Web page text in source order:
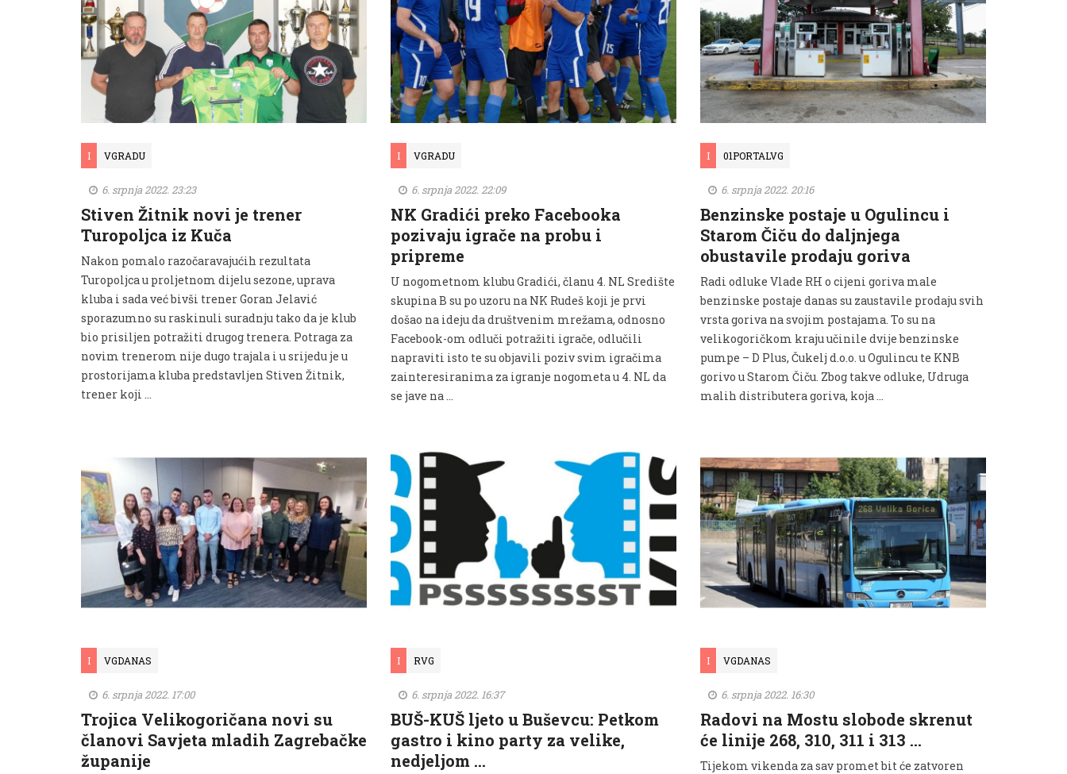
I VGRADU
6. srpnja 2022. 23:23
Stiven Žitnik novi je trener
Turopoljca iz Kuča
Nakon pomalo razočaravajućih rezultata
Turopoljca u proljetnom dijelu sezone, uprava
kluba i sada već bivši trener Goran Jelavić
sporazumno su raskinuli suradnju tako da je klub
bio prisiljen potražiti drugog trenera. Potraga za
novim trenerom nije dugo trajala i u srijedu je u
prostorijama kluba predstavljen Stiven Žitnik,
trener koji …
I VGRADU
6. srpnja 2022. 22:09
NK Gradići preko Facebooka
pozivaju igrače na probu i
pripreme
U nogometnom klubu Gradići, članu 4. NL Središte
skupina B su po uzoru na NK Rudeš koji je prvi
došao na ideju da društvenim mrežama, odnosno
Facebook-om odluči potražiti igrače, odlučili
napraviti isto te su objavili poziv svim igračima
zainteresiranima za igranje nogometa u 4. NL da
se jave na …
I 01PORTALVG
6. srpnja 2022. 20:16
Benzinske postaje u Ogulincu i
Starom Čiču do daljnjega
obustavile prodaju goriva
Radi odluke Vlade RH o cijeni goriva male
benzinske postaje danas su zaustavile prodaju svih
vrsta goriva na svojim postajama. To su na
velikogoričkom kraju učinile dvije benzinske
pumpe – D Plus, Čukelj d.o.o. u Ogulincu te KNB
gorivo u Starom Čiču. Zbog takve odluke, Udruga
malih distributera goriva, koja …
I VGDANAS
6. srpnja 2022. 17:00
Trojica Velikogoričana novi su
članovi Savjeta mladih Zagrebačke
županije
I RVG
6. srpnja 2022. 16:37
BUŠ-KUŠ ljeto u Buševcu: Petkom
gastro i kino party za velike,
nedjeljom …
I VGDANAS
6. srpnja 2022. 16:30
Radovi na Mostu slobode skrenut
će linije 268, 310, 311 i 313 …
Tijekom vikenda za sav promet bit će zatvoren